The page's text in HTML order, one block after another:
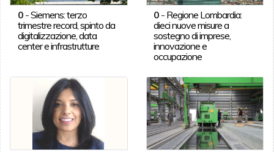
0-Siemens: terzo
trimestre record, spinto da
digitalizzazione, data
center e infrastrutture
0 - Regione Lombardia:
dieci nuove misure a
sostegno di imprese,
innovazione e
occupazione